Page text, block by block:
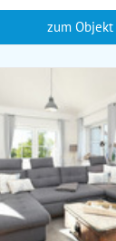
zum Objekt